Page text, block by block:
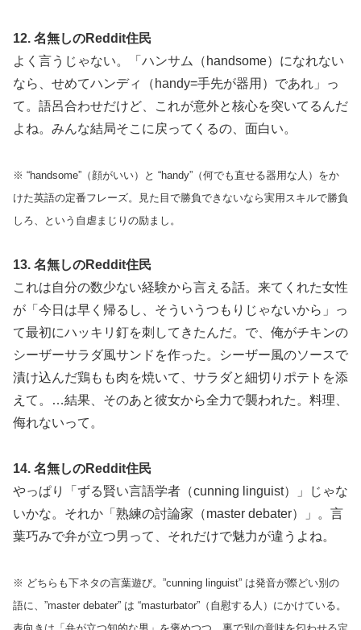
12. 名無しのReddit住民
よく言うじゃない。「ハンサム（handsome）になれない
なら、せめてハンディ（handy=手先が器用）であれ」っ
て。語呂合わせだけど、これが意外と核心を突いてるんだ
よね。みんな結局そこに戻ってくるの、面白い。
※ “handsome”（顔がいい）と “handy”（何でも直せる器用な人）をか
けた英語の定番フレーズ。見た目で勝負できないなら実用スキルで勝負
しろ、という自虐まじりの励まし。
13. 名無しのReddit住民
これは自分の数少ない経験から言える話。来てくれた女性
が「今日は早く帰るし、そういうつもりじゃないから」っ
て最初にハッキリ釘を刺してきたんだ。で、俺がチキンの
シーザーサラダ風サンドを作った。シーザー風のソースで
漬け込んだ鶏もも肉を焼いて、サラダと細切りポテトを添
えて。…結果、そのあと彼女から全力で襲われた。料理、
侮れないって。
14. 名無しのReddit住民
やっぱり「ずる賢い言語学者（cunning linguist）」じゃな
いかな。それか「熟練の討論家（master debater）」。言
葉巧みで弁が立つ男って、それだけで魅力が違うよね。
※ どちらも下ネタの言葉遊び。”cunning linguist” は発音が際どい別の
語に、”master debater” は “masturbator”（自慰する人）にかけている。